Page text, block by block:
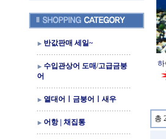
반값판매 세일~
수입관상어 도매/고급금붕
어
열대어ㅣ금붕어ㅣ새우
어항 | 채집통 총